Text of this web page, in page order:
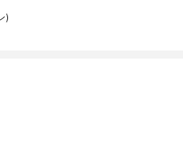
)